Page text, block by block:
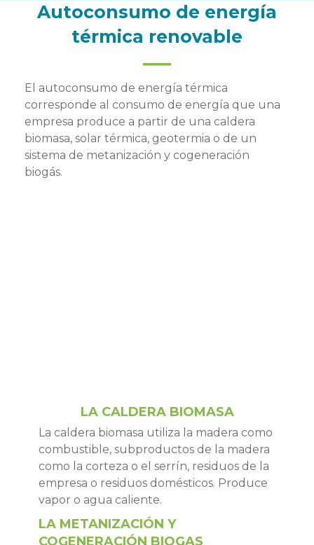
Autoconsumo de energía
térmica renovable
El autoconsumo de energía térmica
corresponde al consumo de energía que una
empresa produce a partir de una caldera
biomasa, solar térmica, geotermia o de un
sistema de metanización y cogeneración
biogás.
LA CALDERA BIOMASA
La caldera biomasa utiliza la madera como
combustible, subproductos de la madera
como la corteza o el serrín, residuos de la
empresa o residuos domésticos. Produce
vapor o agua caliente.
LA METANIZACIÓN Y
COGENERACIÓN BIOGAS